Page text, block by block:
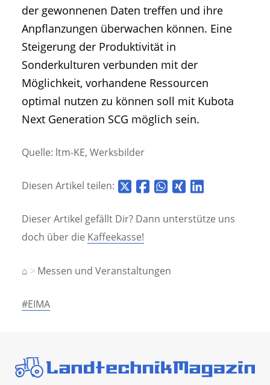
der gewonnenen Daten treffen und ihre
Anpflanzungen überwachen können. Eine
Steigerung der Produktivität in
Sonderkulturen verbunden mit der
Möglichkeit, vorhandene Ressourcen
optimal nutzen zu können soll mit Kubota
Next Generation SCG möglich sein.
Quelle: ltm-KE, Werksbilder
Diesen Artikel teilen:
Dieser Artikel gefällt Dir? Dann unterstütze uns
doch über die Kaffeekasse!
⌂ Messen und Veranstaltungen
#EIMA